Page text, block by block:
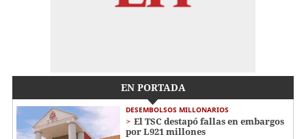
EN PORTADA
DESEMBOLSOS MILLONARIOS
El TSC destapó fallas en embargos
por L921 millones